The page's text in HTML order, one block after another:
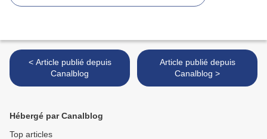
< Article publié depuis
Canalblog
Article publié depuis
Canalblog >
Hébergé par Canalblog
Top articles